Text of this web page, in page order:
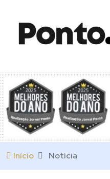
Início Notícia